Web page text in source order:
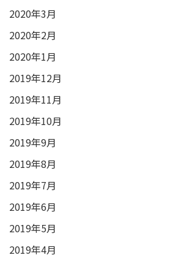
2020年3月
2020年2月
2020年1月
2019年12月
2019年11月
2019年10月
2019年9月
2019年8月
2019年7月
2019年6月
2019年5月
2019年4月